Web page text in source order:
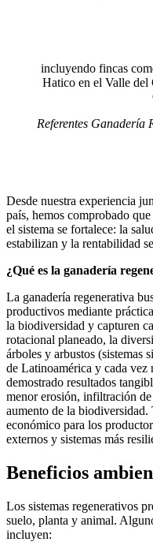
incluyendo fincas
Hatico en el Valle del
Referentes Ganadería
Desde nuestra experiencia
país, hemos comprobado
el sistema se fortalece: la
estabilizan y la rentabilidad
¿Qué es la ganadería
La ganadería regenerativa
productivos mediante
la biodiversidad y capturen
rotacional planeado, la
árboles y arbustos (sistemas
de Latinoamérica y cada vez
demostrado resultados
menor erosión, infiltración
aumento de la biodiversidad.
económico para los
externos y sistemas más
Beneficios
Los sistemas regenerativos
suelo, planta y animal.
incluyen: